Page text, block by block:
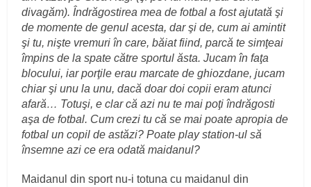
divagăm). Îndrăgostirea mea de fotbal a fost ajutată şi
de momente de genul acesta, dar şi de, cum ai amintit
şi tu, nişte vremuri în care, băiat fiind, parcă te simţeai
împins de la spate către sportul ăsta. Jucam în faţa
blocului, iar porţile erau marcate de ghiozdane, jucam
chiar şi unu la unu, dacă doar doi copii eram atunci
afară… Totuşi, e clar că azi nu te mai poţi îndrăgosti
aşa de fotbal. Cum crezi tu că se mai poate apropia de
fotbal un copil de astăzi? Poate play station-ul să
însemne azi ce era odată maidanul?
Maidanul din sport nu-i totuna cu maidanul din